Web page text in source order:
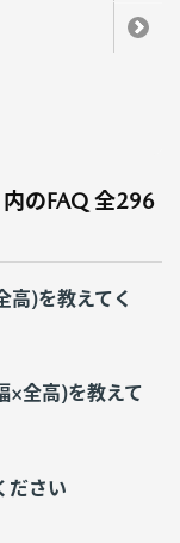
のFAQ 全296
高)を教えてく
×全高)を教えて
ださい